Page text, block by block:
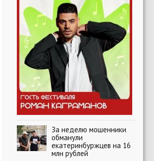
За неделю мошенники
обманули
екатеринбуржцев на 16
млн рублей